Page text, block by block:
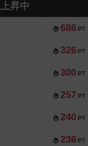
昇中
686 PT
326 PT
300 PT
257 PT
240 PT
236 PT